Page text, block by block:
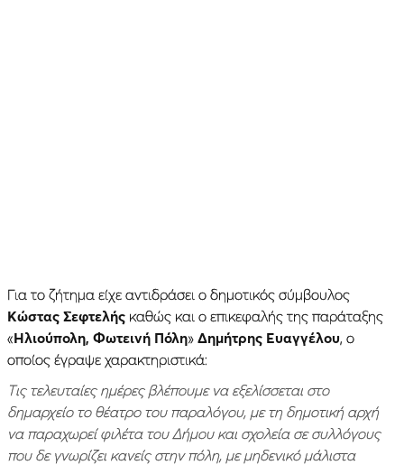
Για το ζήτημα είχε αντιδράσει ο δημοτικός σύμβουλος
Κώστας Σεφτελής καθώς και ο επικεφαλής της παράταξης
«Ηλιούπολη, Φωτεινή Πόλη» Δημήτρης Ευαγγέλου, ο
οποίος έγραψε χαρακτηριστικά:
Τις τελευταίες ημέρες βλέπουμε να εξελίσσεται στο
δημαρχείο το θέατρο του παραλόγου, με τη δημοτική αρχή
να παραχωρεί φιλέτα του Δήμου και σχολεία σε συλλόγους
που δε γνωρίζει κανείς στην πόλη, με μηδενικό μάλιστα